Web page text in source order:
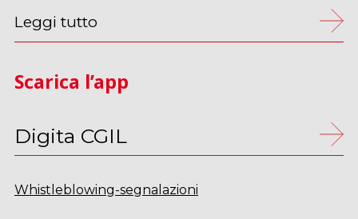
Leggi tutto
Scarica l’app
Digita CGIL
Whistleblowing-segnalazioni